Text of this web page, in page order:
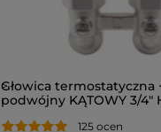
>
Głowica termostatyczna
podwójny KĄTOWY 3/4"
125 ocen